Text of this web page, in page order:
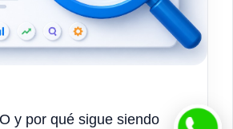
y por qué sigue siendo